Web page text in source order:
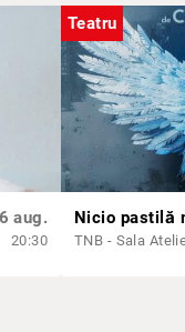
aug.
20:30
Teatru
Nicio pastilă
TNB - Sala